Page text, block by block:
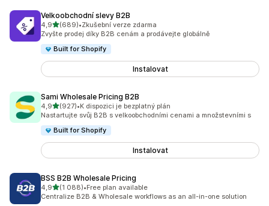
Velkoobchodní slevy B2B
4,9z 5 hvězd
(689)
Celkový počet recenzí: 689
•Zkušební verze zdarma
Zvyšte prodej díky B2B cenám a prodávejte globálně
Built for Shopify
Instalovat
Sami Wholesale Pricing B2B
4,9z 5 hvězd
(927)
Celkový počet recenzí: 927
•K dispozici je bezplatný plán
Nastartujte svůj B2B s velkoobchodními cenami a množstevními s
Built for Shopify
Instalovat
BSS B2B Wholesale Pricing
4,9z 5 hvězd
(1 088)
Celkový počet recenzí: 1088
•Free plan available
Centralize B2B & Wholesale workflows as an all-in-one solution